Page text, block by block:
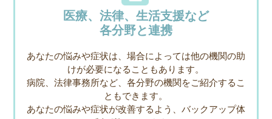
医療、法律、生活支援など
各分野と連携
あなたの悩みや症状は、場合によっては他の機関の助
けが必要になることもあります。
病院、法律事務所など、各分野の機関をご紹介するこ
ともできます。
あなたの悩みや症状が改善するよう、バックアップ体